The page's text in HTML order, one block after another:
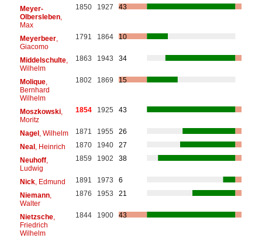
Meyer-
Olbersleben,
Max
1850 1927 43
Meyerbeer,
Giacomo
1791 1864 10
Middelschulte,
Wilhelm
1863 1943 34
Molique,
Bernhard
Wilhelm
1802 1869 15
Moszkowski,
Moritz
1854 1925 43
Nagel, Wilhelm 1871 1955
26
Neal, Heinrich 1870 1940
27
Neuhoff,
Ludwig
1859 1902 38
Nick, Edmund 1891 1973
6
Niemann,
Walter
1876 1953 21
Nietzsche,
Friedrich
Wilhelm
1844 1900 43